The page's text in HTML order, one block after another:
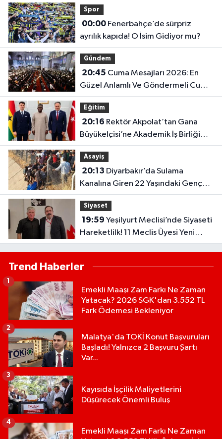
Spor
00:00Fenerbahçe’de sürpriz
ayrılık kapıda! O İsim Gidiyor mu?
Gündem
20:45
Güzel Anlamlı Ve Göndermeli Cuma
Sözleri..
Eğitim
20:16
Büyükelçisi’ne Akademik İş Birliği
Ziyareti!
Asayiş
20:13
Kanalına Giren 22 Yaşındaki Genç
Hayatını Kaybetti!
Siyaset
19:59
Hareketlilk! 11 Meclis Üyesi Yeni
Parti’ye Katıldı..
Trend Haberler
Emekli Maaşı Zam Farkı Ne Zaman
Yatacak? 2026 SGK'dan 3.552 TL
Fark Ödemesi Bekleniyor
1
Malatya'da TOKİ Konut Başvuruları
Başladı! Yalnızca 2 Başvuru Şartı
Var...
2
Kayısıda İşçilik Maliyetlerini
Düşürecek Önemli Buluş
3
Emekli Maaşı Zam Farkı Ne Zaman
4